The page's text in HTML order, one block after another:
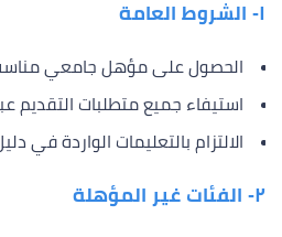
١- الشروط العامة
الحصول على مؤهل جامعي
استيفاء جميع متطلبات التقديم عبر
الالتزام بالتعليمات الواردة في
٢- الفئات غير المؤهلة